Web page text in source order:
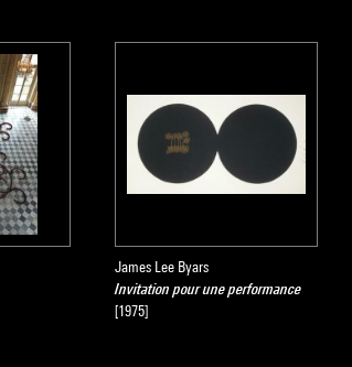
James Lee Byars
Invitation pour une performance
[1975]